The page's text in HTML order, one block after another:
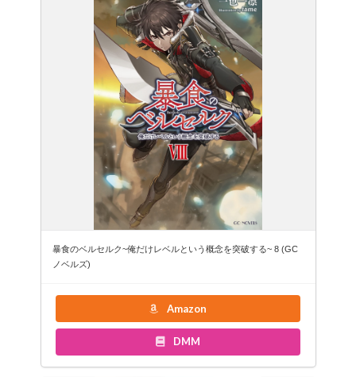
暴食のベルセルク~俺だけレベルという概念を突破する~ 8 (GC
ノベルズ)
Amazon
DMM